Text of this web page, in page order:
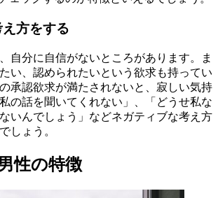
方をする
自分に自信がないところがあります。ま
い、認められたいという欲求も持ってい
承認欲求が満たされないと、寂しい気持
の話を聞いてくれない」、「どうせ私な
いんでしょう」などネガティブな考え方
しょう。
性の特徴